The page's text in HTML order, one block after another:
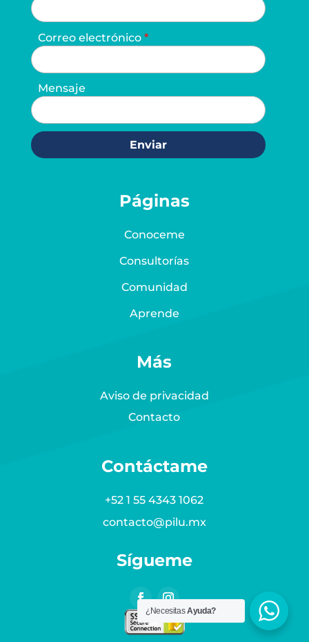
Correo electrónico
Mensaje
Enviar
Páginas
Conoceme
Consultorías
Comunidad
Aprende
Más
Aviso de privacidad
Contacto
Contáctame
+52 1 55 4343 1062
contacto@pilu.mx
Sígueme
¿NecesitasAyuda?